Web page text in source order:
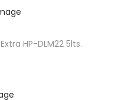
HP-DLM22 5lts.